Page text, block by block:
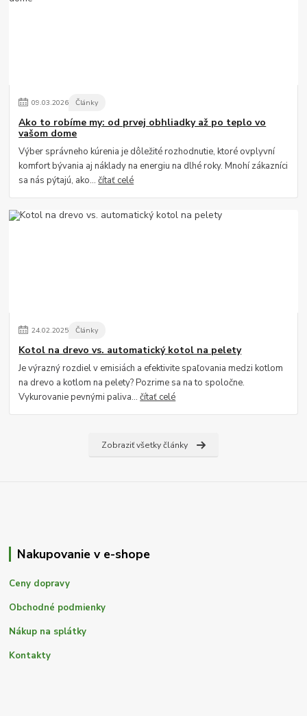
09.03.2026 Články
Ako to robíme my: od prvej obhliadky až po teplo vo
vašom dome
Výber správneho kúrenia je dôležité rozhodnutie, ktoré ovplyvní
komfort bývania aj náklady na energiu na dlhé roky. Mnohí zákazníci
sa nás pýtajú, ako...čítať celé
24.02.2025 Články
Kotol na drevo vs. automatický kotol na pelety
Je výrazný rozdiel v emisiách a efektivite spaľovania medzi kotlom
na drevo a kotlom na pelety? Pozrime sa na to spoločne.
Vykurovanie pevnými paliva...čítať celé
Zobraziť všetky články
Nakupovanie v e-shope
Ceny dopravy
Obchodné podmienky
Nákup na splátky
Kontakty